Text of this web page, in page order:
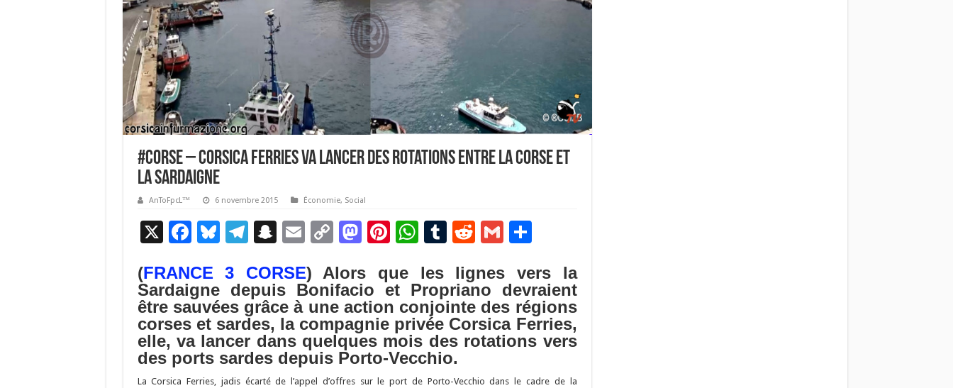
#Corse – Corsica Ferries va lancer des rotations entre la Corse et
la Sardaigne
AnToFpcL™ 6 novembre 2015 Économie, Social
X
F
e
b
o
o
k
Bl
es
ky
T
e
gr
a
m
S
a
p
c
h
at
E
ai
l
C
p
y
Li
n
k
M
to
d
o
n
Pi
er
es
t
W
at
sA
p
p
T
m
bl
r
R
d
di
t
G
ai
l
ta
g
er
(FRANCE 3 CORSE) Alors que les lignes vers la
Sardaigne depuis Bonifacio et Propriano devraient
être sauvées grâce à une action conjointe des régions
corses et sardes, la compagnie privée Corsica Ferries,
elle, va lancer dans quelques mois des rotations vers
des ports sardes depuis Porto-Vecchio.
La Corsica Ferries, jadis écarté de l’appel d’offres sur le port de Porto-Vecchio dans le cadre de la